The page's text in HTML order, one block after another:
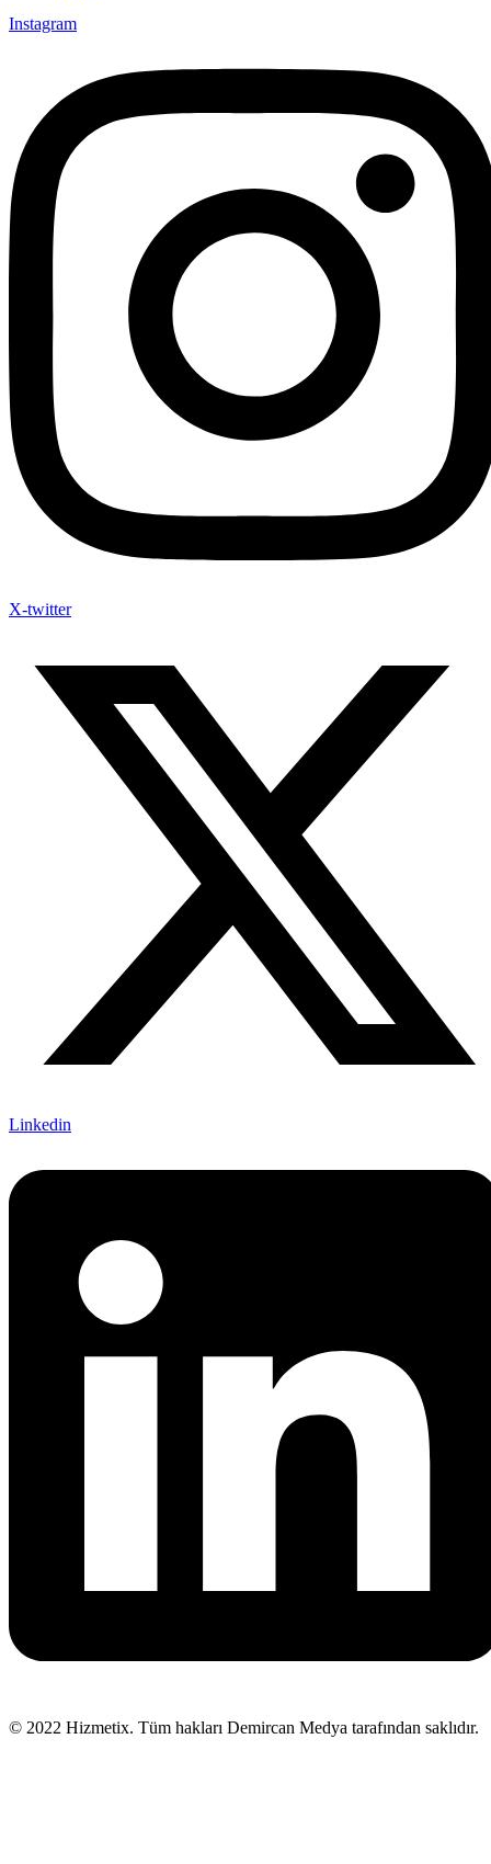
Instagram
X-twitter
Linkedin
© 2022 Hizmetix. Tüm hakları Demircan Medya tarafından saklıdır.